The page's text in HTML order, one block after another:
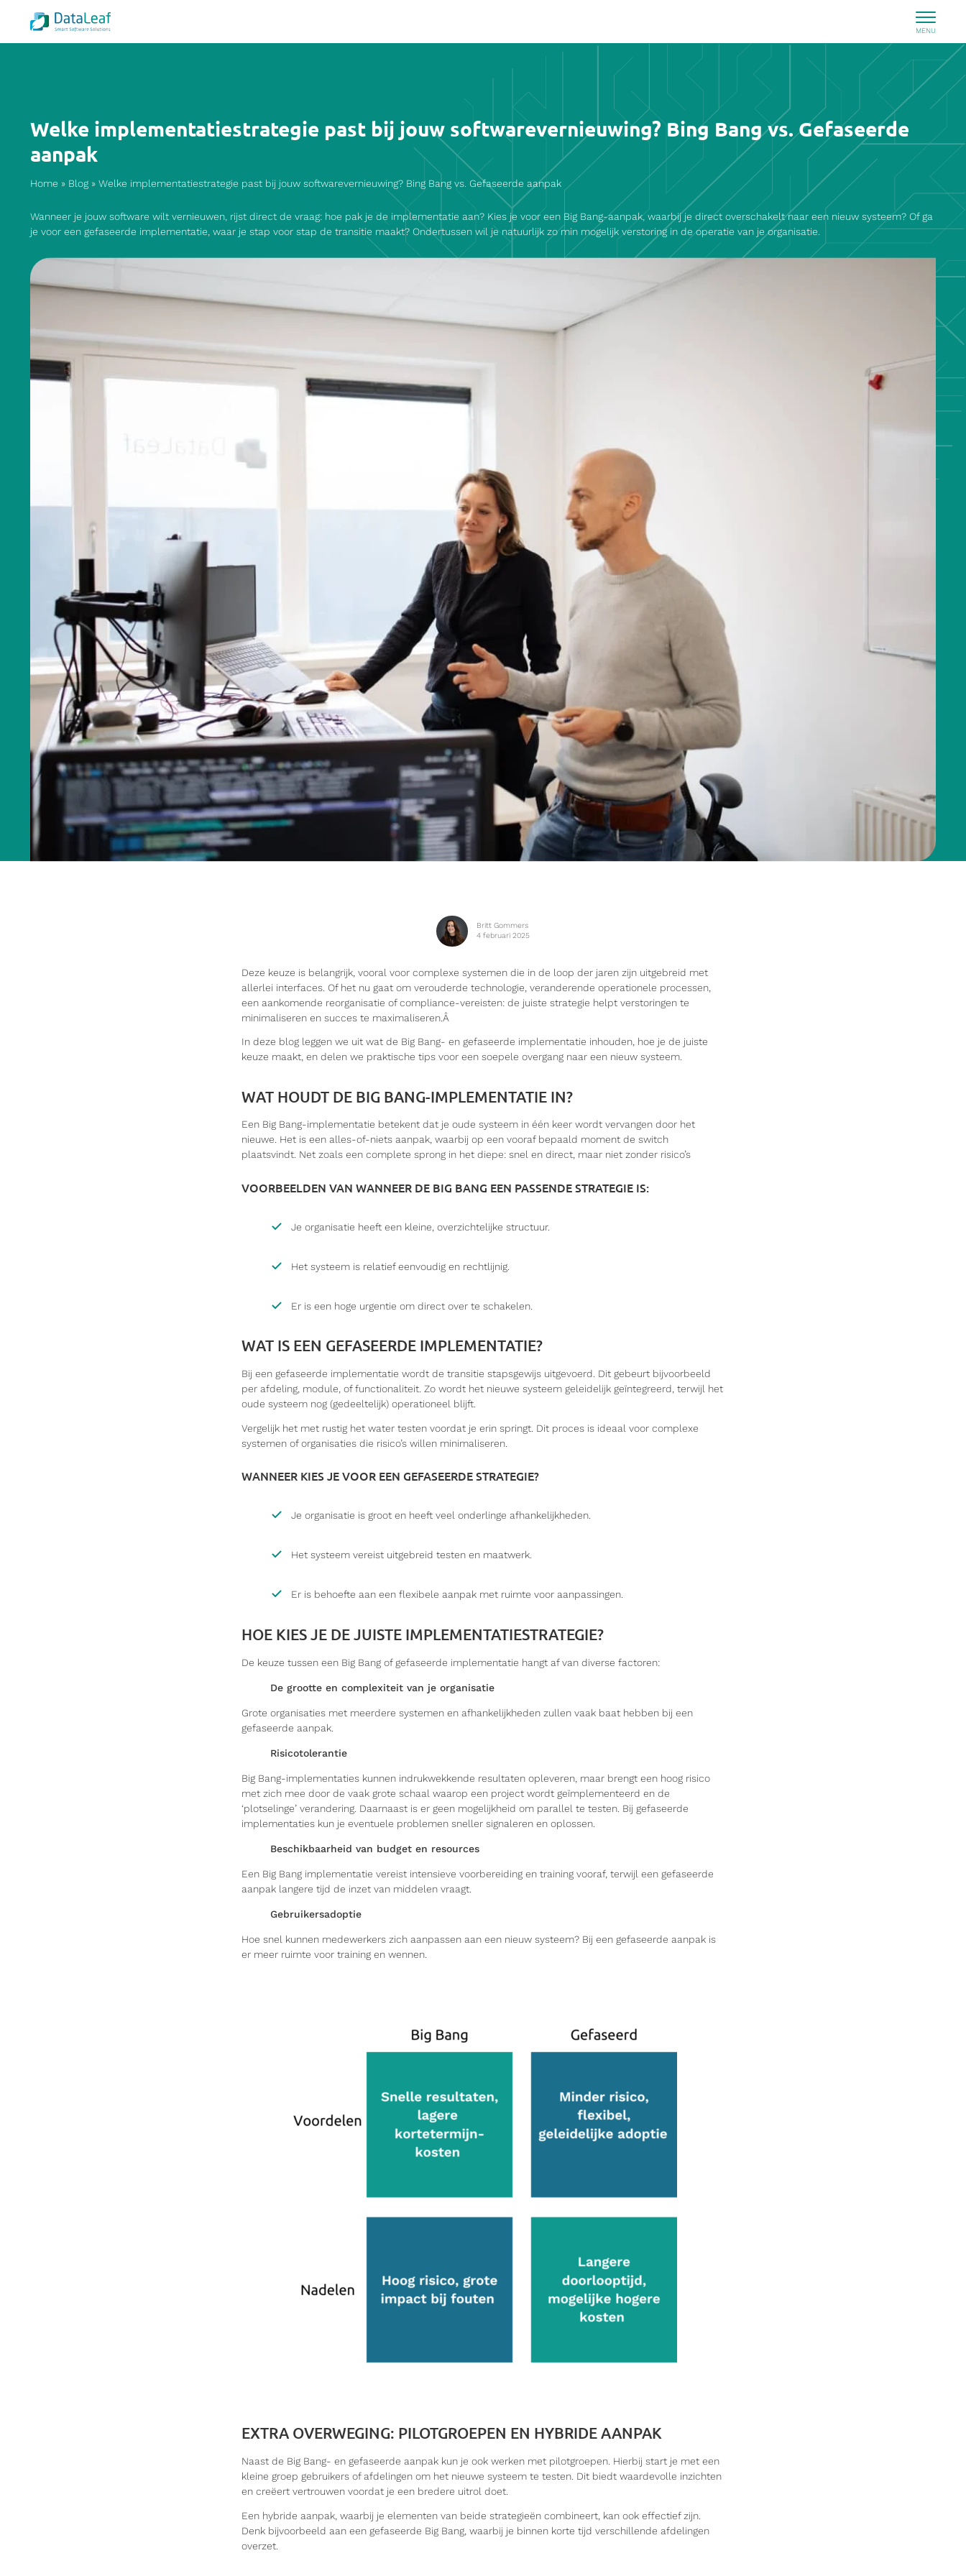
Welke implementatiestrategie past bij jouw softwarevernieuwing? Bing Bang vs. Gefaseerde
aanpak
Home » Blog » Welke implementatiestrategie past bij jouw softwarevernieuwing? Bing Bang vs. Gefaseerde aanpak
Wanneer je jouw software wilt vernieuwen, rijst direct de vraag: hoe pak je de implementatie aan? Kies je voor een Big Bang-aanpak, waarbij je direct overschakelt naar een nieuw systeem? Of ga
je voor een gefaseerde implementatie, waar je stap voor stap de transitie maakt? Ondertussen wil je natuurlijk zo min mogelijk verstoring in de operatie van je organisatie.
Britt Gommers
4 februari 2025
Deze keuze is belangrijk, vooral voor complexe systemen die in de loop der jaren zijn uitgebreid met
allerlei interfaces. Of het nu gaat om verouderde technologie, veranderende operationele processen,
een aankomende reorganisatie of compliance-vereisten: de juiste strategie helpt verstoringen te
minimaliseren en succes te maximaliseren.Â
In deze blog leggen we uit wat de Big Bang- en gefaseerde implementatie inhouden, hoe je de juiste
keuze maakt, en delen we praktische tips voor een soepele overgang naar een nieuw systeem.
WAT HOUDT DE BIG BANG-IMPLEMENTATIE IN?
Een Big Bang-implementatie betekent dat je oude systeem in één keer wordt vervangen door het
nieuwe. Het is een alles-of-niets aanpak, waarbij op een vooraf bepaald moment de switch
plaatsvindt. Net zoals een complete sprong in het diepe: snel en direct, maar niet zonder risico’s
VOORBEELDEN VAN WANNEER DE BIG BANG EEN PASSENDE STRATEGIE IS:
Je organisatie heeft een kleine, overzichtelijke structuur.
Het systeem is relatief eenvoudig en rechtlijnig.
Er is een hoge urgentie om direct over te schakelen.
WAT IS EEN GEFASEERDE IMPLEMENTATIE?
Bij een gefaseerde implementatie wordt de transitie stapsgewijs uitgevoerd. Dit gebeurt bijvoorbeeld
per afdeling, module, of functionaliteit. Zo wordt het nieuwe systeem geleidelijk geïntegreerd, terwijl het
oude systeem nog (gedeeltelijk) operationeel blijft.
Vergelijk het met rustig het water testen voordat je erin springt. Dit proces is ideaal voor complexe
systemen of organisaties die risico’s willen minimaliseren.
WANNEER KIES JE VOOR EEN GEFASEERDE STRATEGIE?
Je organisatie is groot en heeft veel onderlinge afhankelijkheden.
Het systeem vereist uitgebreid testen en maatwerk.
Er is behoefte aan een flexibele aanpak met ruimte voor aanpassingen.
HOE KIES JE DE JUISTE IMPLEMENTATIESTRATEGIE?
De keuze tussen een Big Bang of gefaseerde implementatie hangt af van diverse factoren:
De grootte en complexiteit van je organisatie
Grote organisaties met meerdere systemen en afhankelijkheden zullen vaak baat hebben bij een
gefaseerde aanpak.
Risicotolerantie
Big Bang-implementaties kunnen indrukwekkende resultaten opleveren, maar brengt een hoog risico
met zich mee door de vaak grote schaal waarop een project wordt geïmplementeerd en de
‘plotselinge’ verandering. Daarnaast is er geen mogelijkheid om parallel te testen. Bij gefaseerde
implementaties kun je eventuele problemen sneller signaleren en oplossen.
Beschikbaarheid van budget en resources
Een Big Bang implementatie vereist intensieve voorbereiding en training vooraf, terwijl een gefaseerde
aanpak langere tijd de inzet van middelen vraagt.
Gebruikersadoptie
Hoe snel kunnen medewerkers zich aanpassen aan een nieuw systeem? Bij een gefaseerde aanpak is
er meer ruimte voor training en wennen.
EXTRA OVERWEGING: PILOTGROEPEN EN HYBRIDE AANPAK
Naast de Big Bang- en gefaseerde aanpak kun je ook werken met pilotgroepen. Hierbij start je met een
kleine groep gebruikers of afdelingen om het nieuwe systeem te testen. Dit biedt waardevolle inzichten
en creëert vertrouwen voordat je een bredere uitrol doet.
Een hybride aanpak, waarbij je elementen van beide strategieën combineert, kan ook effectief zijn.
Denk bijvoorbeeld aan een gefaseerde Big Bang, waarbij je binnen korte tijd verschillende afdelingen
overzet.